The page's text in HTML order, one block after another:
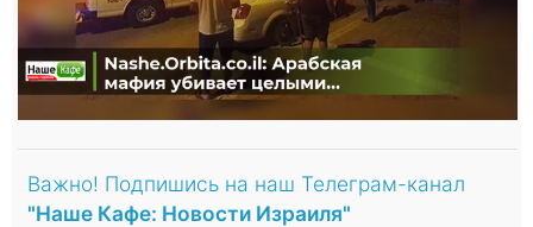
Важно! Подпишись на наш Телеграм-канал
"Наше Кафе: Новости Израиля"